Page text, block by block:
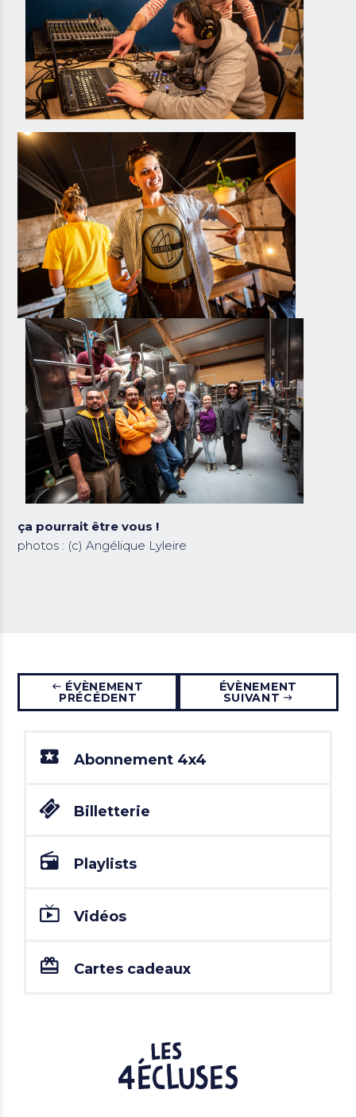
ça pourrait être vous !
photos : (c) Angélique Lyleire
ÉVÈNEMENT
PRÉCÉDENT
ÉVÈNEMENT
SUIVANT
Abonnement 4x4
Billetterie
Playlists
Vidéos
Cartes cadeaux